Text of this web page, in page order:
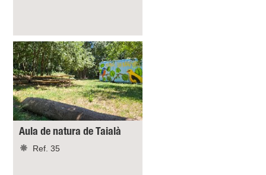
Aula de natura de Taialà
Ref. 35